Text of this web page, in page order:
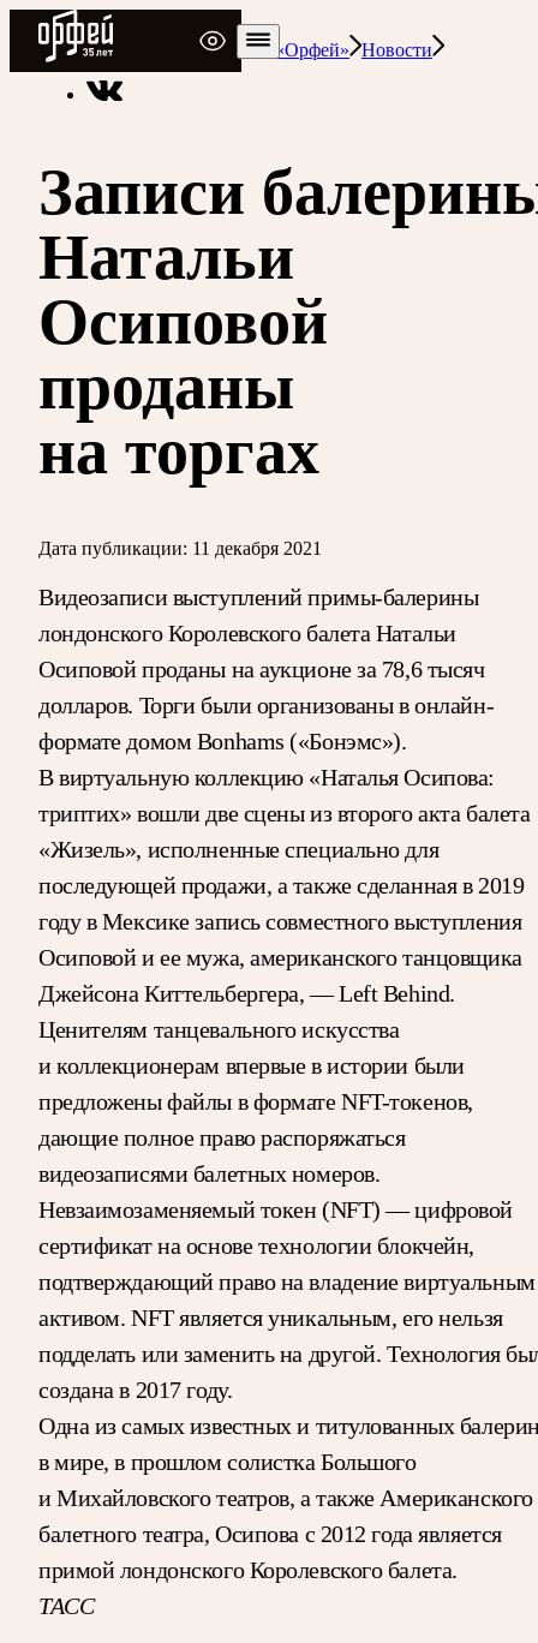
Радио Орфей
Радио классической музыки «Орфей»
Новости
Записи
Натальи
Осиповой
проданы
на торгах
Дата публикации: 11 декабря 2021
Видеозаписи выступлений примы-балерины
лондонского Королевского балета Натальи
Осиповой проданы на аукционе за 78,6 тысяч
долларов. Торги были организованы в онлайн-
формате домом Bonhams («Бонэмс»).
В виртуальную коллекцию «Наталья Осипова:
триптих» вошли две сцены из второго акта балета
«Жизель», исполненные специально для
последующей продажи, а также сделанная в 2019
году в Мексике запись совместного выступления
Осиповой и ее мужа, американского танцовщика
Джейсона Киттельбергера, — Left Behind.
Ценителям танцевального искусства
и коллекционерам впервые в истории были
предложены файлы в формате NFT-токенов,
дающие полное право распоряжаться
видеозаписями балетных номеров.
Невзаимозаменяемый токен (NFT) — цифровой
сертификат на основе технологии блокчейн,
подтверждающий право на владение виртуальным
активом. NFT является уникальным, его нельзя
подделать или заменить на другой. Технология
создана в 2017 году.
Одна из самых известных и титулованных
в мире, в прошлом солистка Большого
и Михайловского театров, а также Американского
балетного театра, Осипова с 2012 года является
примой лондонского Королевского балета.
ТАСС